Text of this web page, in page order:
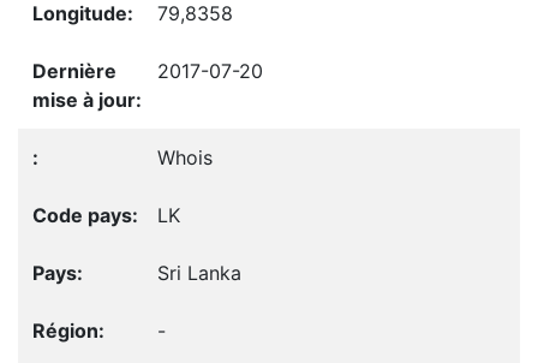
79,8358
2017-07-20
Whois
LK
Sri Lanka
-